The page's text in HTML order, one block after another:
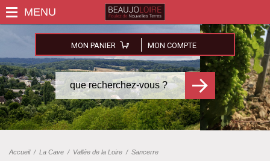
MON PANIER MON COMPTE
Accueil/ La Cave / Vallée de la Loire / Sancerre